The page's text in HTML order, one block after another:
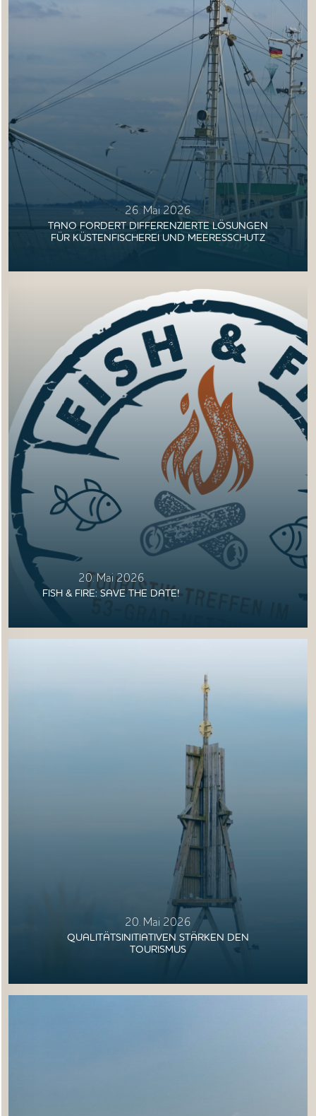
26. Mai 2026
TANO FORDERT DIFFERENZIERTE LÖSUNGEN
FÜR KÜSTENFISCHEREI UND MEERESSCHUTZ
20. Mai 2026
FISH & FIRE: SAVE THE DATE!
20. Mai 2026
QUALITÄTSINITIATIVEN STÄRKEN DEN
TOURISMUS